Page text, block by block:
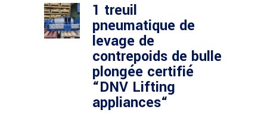
1 treuil
pneumatique de
levage de
contrepoids de bulle
plongée certifié
“DNV Lifting
appliances“